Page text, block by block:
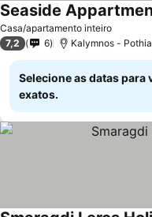
Casa/apartamento inteiro
Seaside
7,2 6 Kalymnos -
Selecione as datas para
exatos.